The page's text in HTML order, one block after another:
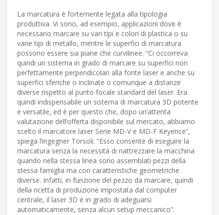
La marcatura è fortemente legata alla tipologia
produttiva. Vi sono, ad esempio, applicazioni dove è
necessario marcare su vari tipi e colori di plastica o su
varie tipi di metallo, mentre le superfici di marcatura
possono essere sia piane che curvilinee. “Ci occorreva
quindi un sistema in grado di marcare su superfici non
perfettamente perpendicolari alla fonte laser e anche su
superfici sferiche o inclinate o comunque a distanze
diverse rispetto al punto focale standard del laser. Era
quindi indispensabile un sistema di marcatura 3D potente
e versatile, ed è per questo che, dopo un’attenta
valutazione dell’offerta disponibile sul mercato, abbiamo
scelto il marcatore laser Serie MD-V e MD-F Keyence”,
spiega l’ingegner Torsoli. “Esso consente di eseguire la
marcatura senza la necessità di riattrezzare la macchina
quando nella stessa linea sono assemblati pezzi della
stessa famiglia ma con caratteristiche geometriche
diverse. Infatti, in funzione del pezzo da marcare, quindi
della ricetta di produzione impostata dal computer
centrale, il laser 3D è in grado di adeguarsi
automaticamente, senza alcun setup meccanico”.